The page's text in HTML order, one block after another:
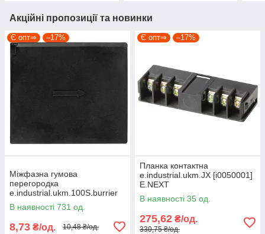
Акційні пропозиції та новинки
Є опт⇒ –17%
Міжфазна гумова
перегородка
e.industrial.ukm.100S.burrier
[i0780001] E.NEXT
В наявності 731 од.
8,73 ₴/од. 10,48 ₴/од.
Є опт⇒ –17%
Планка контактна
e.industrial.ukm.JX [i0050001]
E.NEXT
В наявності 35 од.
275,62 ₴/од.
330,75 ₴/од.